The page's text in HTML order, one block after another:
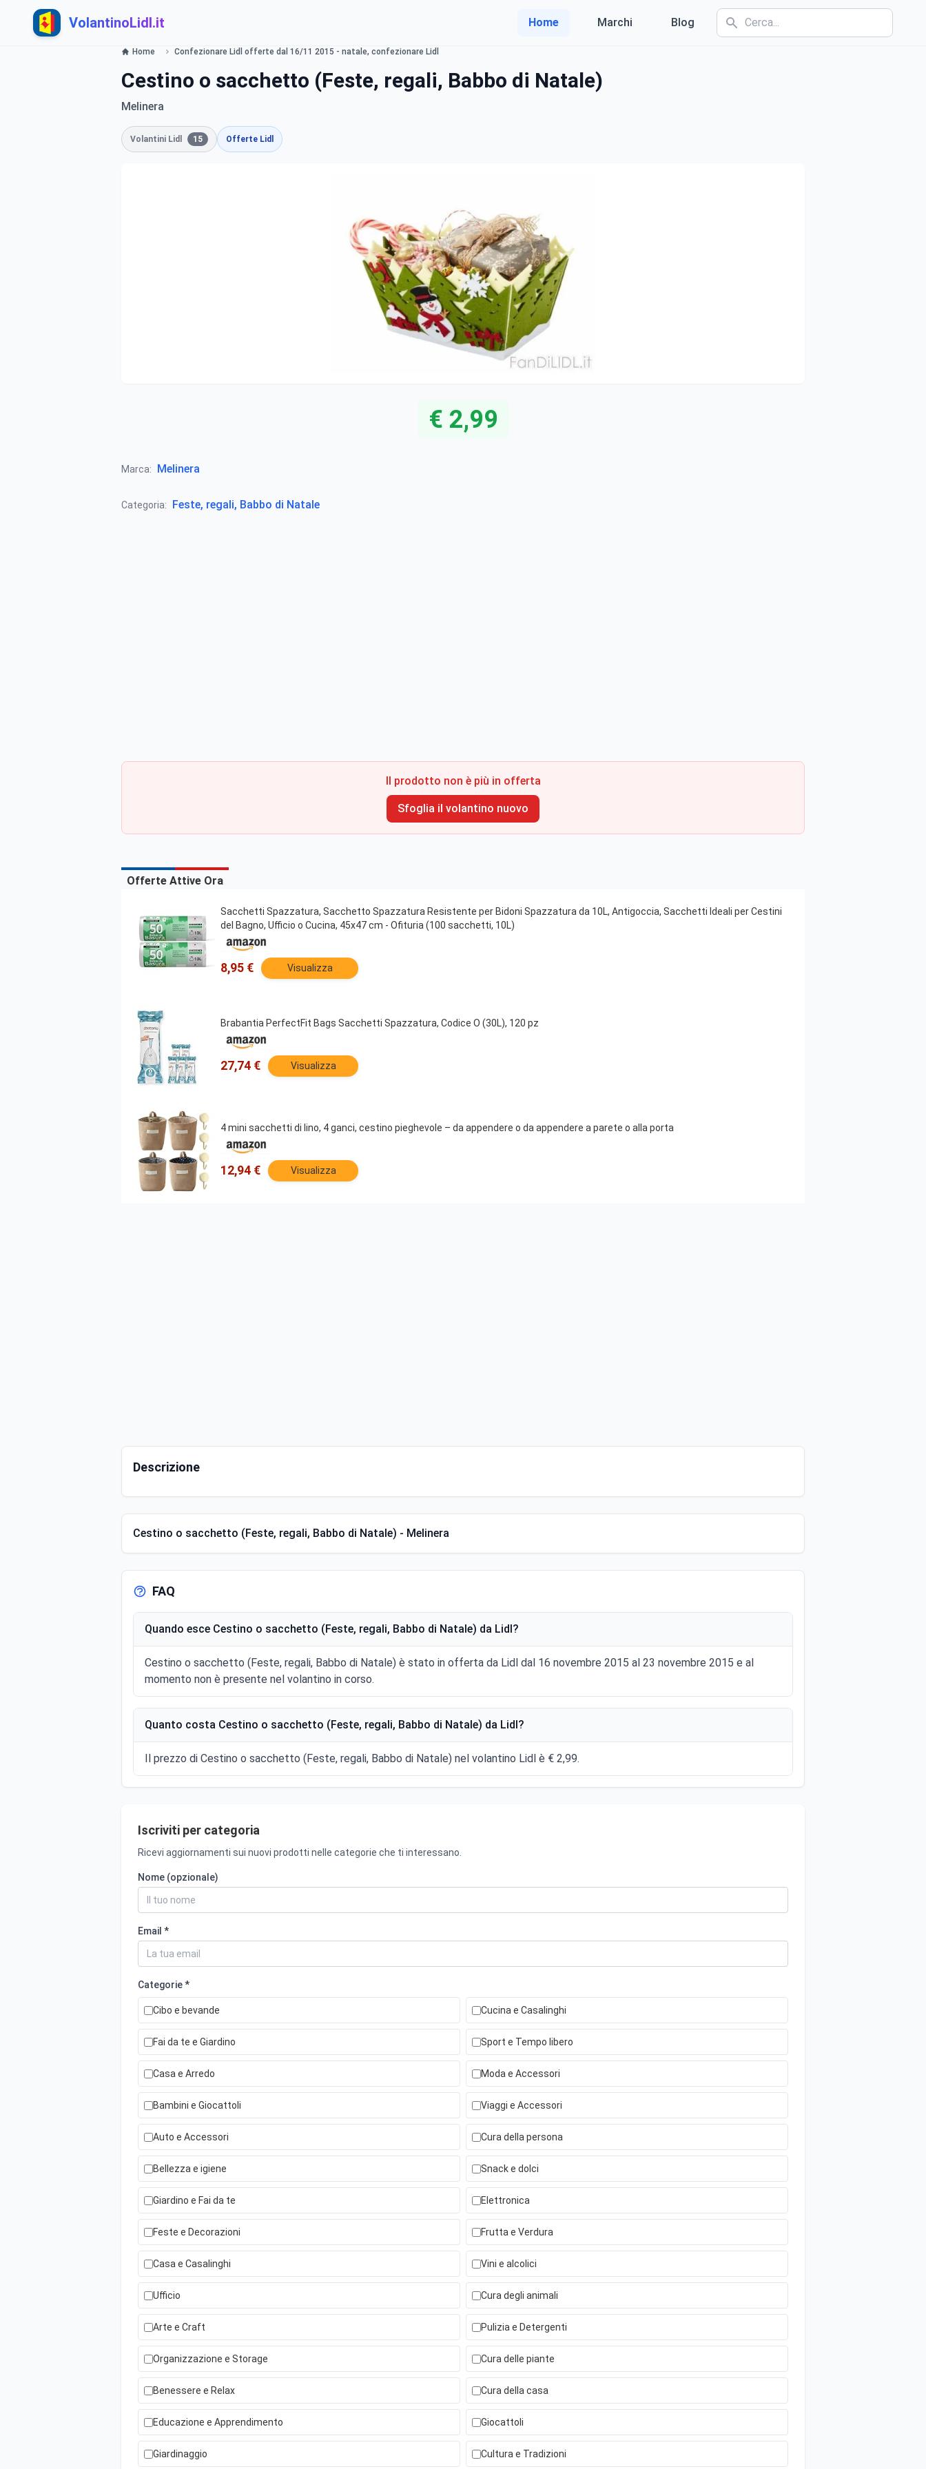
VolantinoLidl.it Home Marchi Blog
Home Confezionare Lidl offerte dal 16/11 2015 - natale, confezionare Lidl
Cestino o sacchetto (Feste, regali, Babbo di Natale)
Melinera
Volantini Lidl 15 Offerte Lidl
€ 2,99
Marca: Melinera
Categoria: Feste, regali, Babbo di Natale
Il prodotto non è più in offerta
Sfoglia il volantino nuovo
Offerte Attive Ora
Sacchetti Spazzatura, Sacchetto Spazzatura Resistente per Bidoni Spazzatura da 10L, Antigoccia, Sacchetti Ideali per Cestini
del Bagno, Ufficio o Cucina, 45x47 cm - Ofituria (100 sacchetti, 10L)
8,95 € Visualizza
Brabantia PerfectFit Bags Sacchetti Spazzatura, Codice O (30L), 120 pz
27,74 € Visualizza
4 mini sacchetti di lino, 4 ganci, cestino pieghevole – da appendere o da appendere a parete o alla porta
12,94 € Visualizza
Descrizione
Cestino o sacchetto (Feste, regali, Babbo di Natale) - Melinera
FAQ
Quando esce Cestino o sacchetto (Feste, regali, Babbo di Natale) da Lidl?
Cestino o sacchetto (Feste, regali, Babbo di Natale) è stato in offerta da Lidl dal 16 novembre 2015 al 23 novembre 2015 e al
momento non è presente nel volantino in corso.
Quanto costa Cestino o sacchetto (Feste, regali, Babbo di Natale) da Lidl?
Il prezzo di Cestino o sacchetto (Feste, regali, Babbo di Natale) nel volantino Lidl è € 2,99.
Iscriviti per categoria
Ricevi aggiornamenti sui nuovi prodotti nelle categorie che ti interessano.
Nome (opzionale)
Email *
Categorie *
Cibo e bevande Cucina e Casalinghi
Fai da te e Giardino Sport e Tempo libero
Casa e Arredo Moda e Accessori
Bambini e Giocattoli Viaggi e Accessori
Auto e Accessori Cura della persona
Bellezza e igiene Snack e dolci
Giardino e Fai da te Elettronica
Feste e Decorazioni Frutta e Verdura
Casa e Casalinghi Vini e alcolici
Ufficio Cura degli animali
Arte e Craft Pulizia e Detergenti
Organizzazione e Storage Cura delle piante
Benessere e Relax Cura della casa
Educazione e Apprendimento Giocattoli
Giardinaggio Cultura e Tradizioni